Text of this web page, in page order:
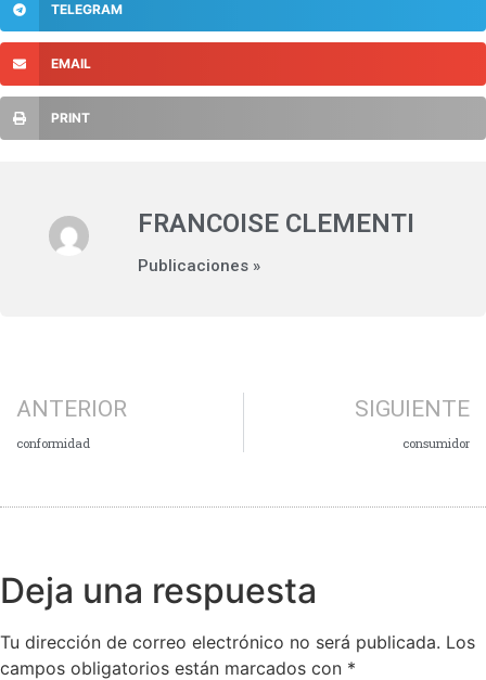
TELEGRAM
EMAIL
PRINT
FRANCOISE CLEMENTI
Publicaciones »
ANTERIOR
conformidad
SIGUIENTE
consumidor
Deja una respuesta
Tu dirección de correo electrónico no será publicada. Los
campos obligatorios están marcados con *